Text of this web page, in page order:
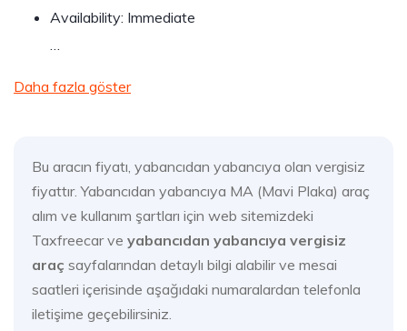
Availability: Immediate
…
Daha fazla göster
Bu aracın fiyatı, yabancıdan yabancıya olan vergisiz
fiyattır. Yabancıdan yabancıya MA (Mavi Plaka) araç
alım ve kullanım şartları için web sitemizdeki
Taxfreecar ve yabancıdan yabancıya vergisiz
araç sayfalarından detaylı bilgi alabilir ve mesai
saatleri içerisinde aşağıdaki numaralardan telefonla
iletişime geçebilirsiniz.